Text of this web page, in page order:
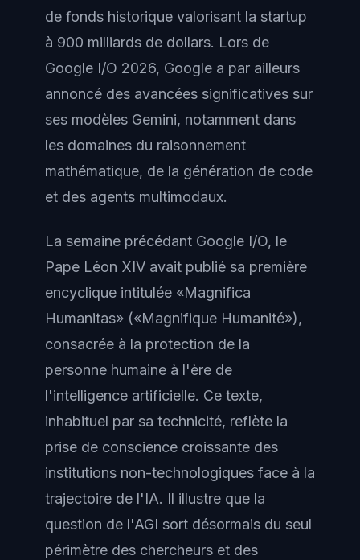
de fonds historique valorisant la startup
à 900 milliards de dollars. Lors de
Google I/O 2026, Google a par ailleurs
annoncé des avancées significatives sur
ses modèles Gemini, notamment dans
les domaines du raisonnement
mathématique, de la génération de code
et des agents multimodaux.
La semaine précédant Google I/O, le
Pape Léon XIV avait publié sa première
encyclique intitulée «Magnifica
Humanitas» («Magnifique Humanité»),
consacrée à la protection de la
personne humaine à l'ère de
l'intelligence artificielle. Ce texte,
inhabituel par sa technicité, reflète la
prise de conscience croissante des
institutions non-technologiques face à la
trajectoire de l'IA. Il illustre que la
question de l'AGI sort désormais du seul
périmètre des chercheurs et des